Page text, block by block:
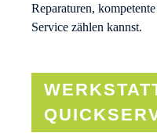
Reparaturen,
Service zählen kannst.